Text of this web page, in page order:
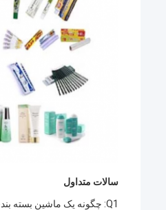
سالات متداول
Q1: چگونه یک ماشین بسته بندی مناسب برای محصول من پیدا کنم؟